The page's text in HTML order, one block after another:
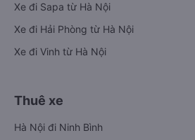
Xe đi Sapa từ Hà Nội
Xe đi Hải Phòng từ Hà Nội
Xe đi Vinh từ Hà Nội
Thuê xe
Hà Nội đi Ninh Bình